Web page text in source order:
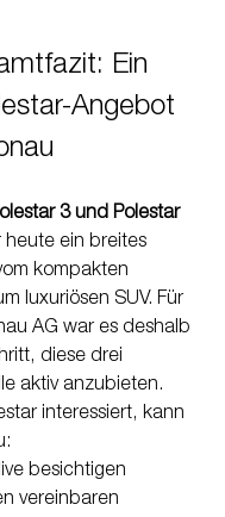
Ein
Angebot
3 und Polestar
ein breites
kompakten
luxuriösen SUV. Für
AG war es deshalb
diese drei
aktiv anzubieten.
interessiert, kann
besichtigen
vereinbaren